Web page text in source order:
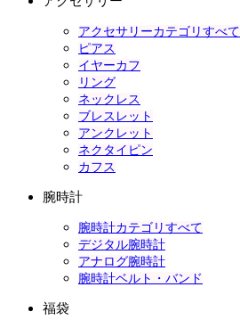
アクセサリーカテゴリすべて
ピアス
イヤーカフ
リング
ネックレス
ブレスレット
アンクレット
ネクタイピン
カフス
腕時計
腕時計カテゴリすべて
デジタル腕時計
アナログ腕時計
腕時計ベルト・バンド
福袋